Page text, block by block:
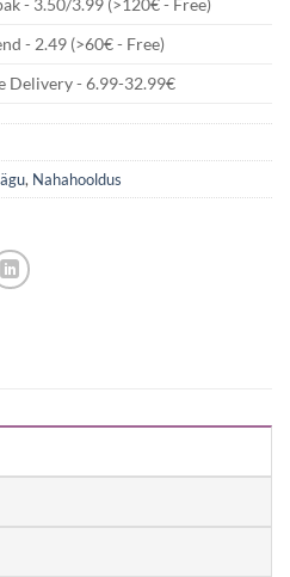
- 3.50/3.99 (>120€ - Free)
- 2.49 (>60€ - Free)
Delivery - 6.99-32.99€
, Nahahooldus